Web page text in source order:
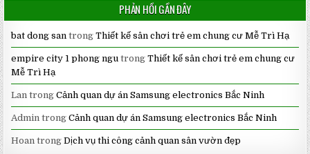
PHẢN HỒI GẦN ĐÂY
bat dong san trongThiết kế sân chơi trẻ em chung cư Mễ Trì Hạ
empire city 1 phong ngu trongThiết kế sân chơi trẻ em chung cư
Mễ Trì Hạ
Lan trongCảnh quan dự án Samsung electronics Bắc Ninh
Admin trongCảnh quan dự án Samsung electronics Bắc Ninh
Hoan trongDịch vụ thi công cảnh quan sân vườn đẹp